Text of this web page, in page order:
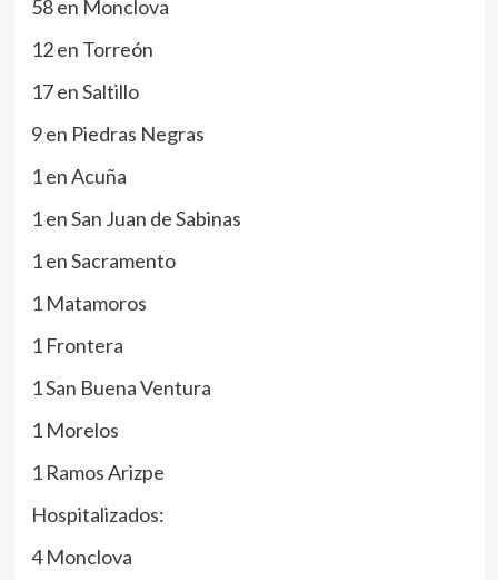
58 en Monclova
12 en Torreón
17 en Saltillo
9 en Piedras Negras
1 en Acuña
1 en San Juan de Sabinas
1 en Sacramento
1 Matamoros
1 Frontera
1 San Buena Ventura
1 Morelos
1 Ramos Arizpe
Hospitalizados:
4 Monclova